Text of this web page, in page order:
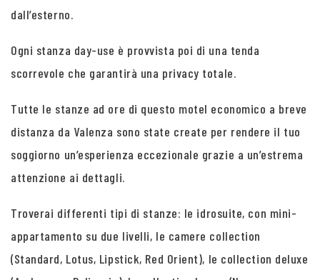
dall’esterno.
Ogni stanza day-use è provvista poi di una tenda
scorrevole che garantirà una privacy totale.
Tutte le stanze ad ore di questo motel economico a breve
distanza da Valenza sono state create per rendere il tuo
soggiorno un’esperienza eccezionale grazie a un’estrema
attenzione ai dettagli.
Troverai differenti tipi di stanze: le idrosuite, con mini-
appartamento su due livelli, le camere collection
(Standard, Lotus, Lipstick, Red Orient), le collection deluxe